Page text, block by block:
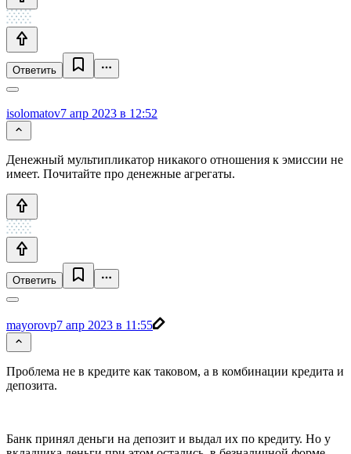
Ответить
isolomatov7 апр 2023 в 12:52
Денежный мультипликатор никакого отношения к эмиссии не
имеет. Почитайте про денежные агрегаты.
Ответить
mayorovp7 апр 2023 в 11:55
Проблема не в кредите как таковом, а в комбинации кредита и
депозита.
Банк принял деньги на депозит и выдал их по кредиту. Но у